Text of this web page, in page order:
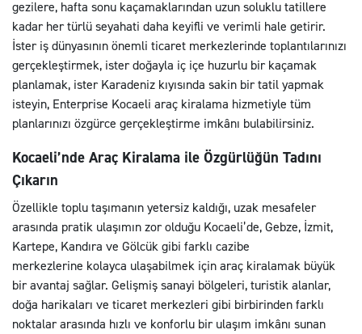
gezilere, hafta sonu kaçamaklarından uzun soluklu tatillere
kadar her türlü seyahati daha keyifli ve verimli hale getirir.
İster iş dünyasının önemli ticaret merkezlerinde toplantılarınızı
gerçekleştirmek, ister doğayla iç içe huzurlu bir kaçamak
planlamak, ister Karadeniz kıyısında sakin bir tatil yapmak
isteyin, Enterprise Kocaeli araç kiralama hizmetiyle tüm
planlarınızı özgürce gerçekleştirme imkânı bulabilirsiniz.
Kocaeli’nde Araç Kiralama ile Özgürlüğün Tadını
Çıkarın
Özellikle toplu taşımanın yetersiz kaldığı, uzak mesafeler
arasında pratik ulaşımın zor olduğu Kocaeli’de, Gebze, İzmit,
Kartepe, Kandıra ve Gölcük gibi farklı cazibe
merkezlerine kolayca ulaşabilmek için araç kiralamak büyük
bir avantaj sağlar. Gelişmiş sanayi bölgeleri, turistik alanlar,
doğa harikaları ve ticaret merkezleri gibi birbirinden farklı
noktalar arasında hızlı ve konforlu bir ulaşım imkânı sunan